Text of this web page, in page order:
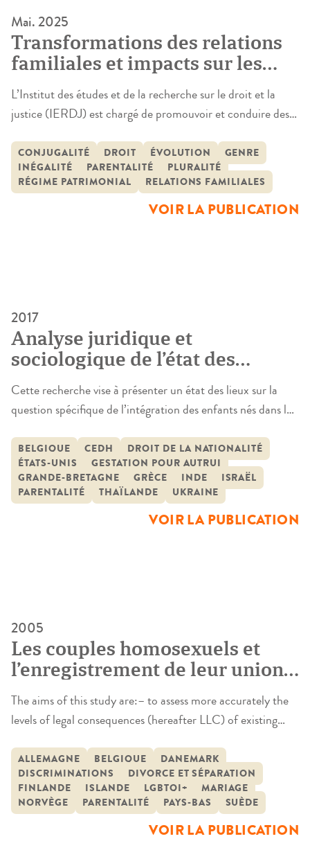
Mai. 2025
Transformations des relations
familiales et impacts sur les
évolutions du droit
L’Institut des études et de la recherche sur le droit et la
justice (IERDJ) est chargé de promouvoir et conduire des
la justice dans une perspective pluridisciplinaire et
interprofessionnelle, reposant sur des travaux scientifiques
et sur les compétences et savoirs empiriques des acteurs.
CONJUGALITÉ DROIT ÉVOLUTION
GENRE
INÉGALITÉ
PARENTALITÉ
PLURALITÉ
RÉGIME PATRIMONIAL
RELATIONS FAMILIALES
VOIR LA PUBLICATION
2017
Analyse juridique et
sociologique de l’état des
questions en France à la
lumière des pratiques
étrangères en matière de
filiation des enfants conçus par
gestation pour autrui à
l’étranger (Grande-Bretagne,
Belgique, Israël)
Cette recherche vise à présenter un état des lieux sur la
question spécifique de l’intégration des enfants nés dans le
nationaux, en France, Grande-Bretagne, Belgique et
Israël.Dans les quatre pays, aucune loi spécifique n’a été
élaborée pour prévoir l’intégration juridique des enfants
conçus par GPA en dehors du sol national, […]
BELGIQUE CEDH
DROIT DE LA NATIONALITÉ
ÉTATS-UNIS
GESTATION POUR AUTRUI
GRANDE-BRETAGNE
GRÈCE INDE
ISRAËL
PARENTALITÉ
THAÏLANDE UKRAINE
VOIR LA PUBLICATION
2005
Les couples homosexuels et
l’enregistrement de leur union.
Rapprochement avec les
couples hétérosexuels et
recherche comparative
internationale
The aims of this study are:– to assess more accurately the
levels of legal consequences (hereafter LLC) of existing
of marriage and the LLC of cohabitation;– to discover
similarities and differences between the nine countries;– to
document the exclusion and inclusion of same-sex
couples;– to indicate […]
ALLEMAGNE BELGIQUE
DANEMARK
DISCRIMINATIONS
DIVORCE ET SÉPARATION
FINLANDE
ISLANDE LGBTQI+
MARIAGE
NORVÈGE
PARENTALITÉ PAYS-BAS SUÈDE
VOIR LA PUBLICATION